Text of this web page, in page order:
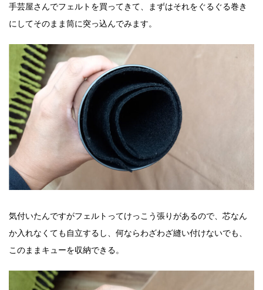
手芸屋さんでフェルトを買ってきて、まずはそれをぐるぐる巻き
にしてそのまま筒に突っ込んでみます。
気付いたんですがフェルトってけっこう張りがあるので、芯なん
か入れなくても自立するし、何ならわざわざ縫い付けないでも、
このままキューを収納できる。